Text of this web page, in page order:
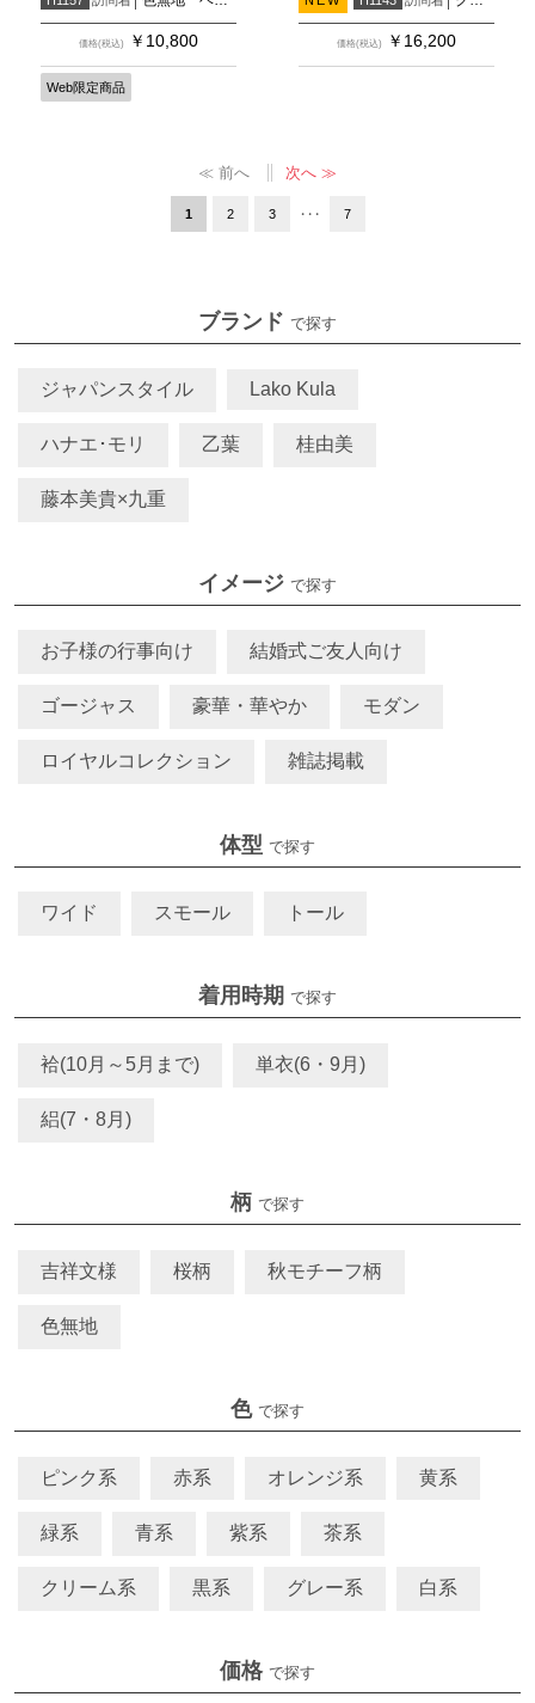
価格(税込) ￥ 10,800
Web限定商品
価格(税込) ￥ 16,200
≪ 前へ 次へ ≫
1 2 3 ・・・ 7
ブランド で探す
ジャパンスタイル Lako Kula
ハナエ･モリ 乙葉 桂由美
藤本美貴×九重
イメージ で探す
お子様の行事向け 結婚式ご友人向け
ゴージャス 豪華・華やか モダン
ロイヤルコレクション 雑誌掲載
体型 で探す
ワイド スモール トール
着用時期 で探す
袷(10月～5月まで) 単衣(6・9月)
絽(7・8月)
柄 で探す
吉祥文様 桜柄 秋モチーフ柄
色無地
色 で探す
ピンク系 赤系 オレンジ系 黄系
緑系 青系 紫系 茶系
クリーム系 黒系 グレー系 白系
価格 で探す